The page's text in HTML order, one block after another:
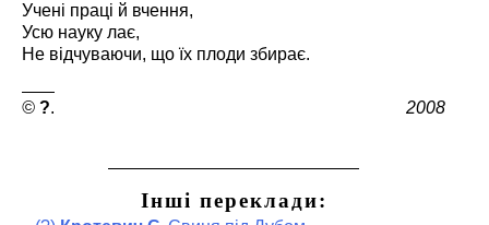
Учені праці й вчення,
Усю науку лає,
Не відчуваючи, що їх плоди збирає.
? 2008
Інші переклади: